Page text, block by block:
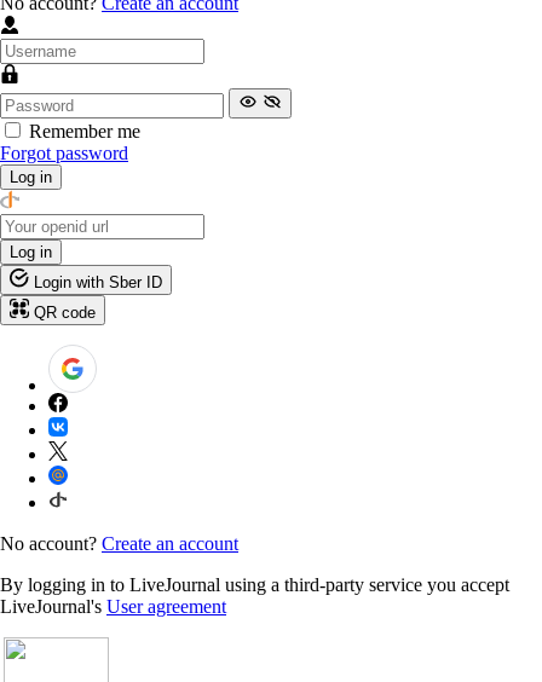
Remember me
Forgot password
Log in
Log in
Login with Sber ID
QR code
No account? Create an account
By logging in to LiveJournal using a third-party service you accept
LiveJournal's User agreement